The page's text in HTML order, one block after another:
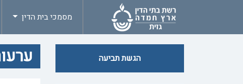
מסמכי בית הדין
הגשת תביעה